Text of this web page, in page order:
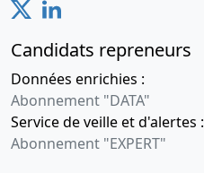
Candidats repreneurs
Données enrichies :
Abonnement "DATA"
Service de veille et d'alertes :
Abonnement "EXPERT"